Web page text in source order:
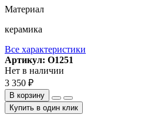
Материал
керамика
Все характеристики
Артикул: O1251
Нет в наличии
3 350 ₽
В корзину
Купить в один клик